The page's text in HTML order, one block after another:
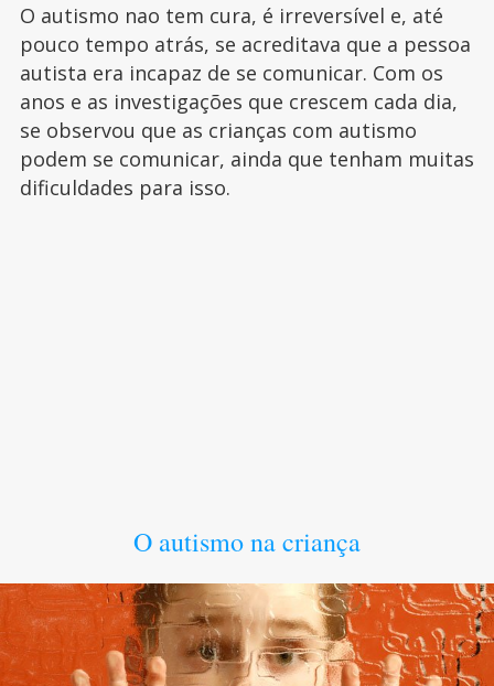
O autismo nao tem cura, é irreversível e, até
pouco tempo atrás, se acreditava que a pessoa
autista era incapaz de se comunicar. Com os
anos e as investigações que crescem cada dia,
se observou que as crianças com autismo
podem se comunicar, ainda que tenham muitas
dificuldades para isso.
O autismo na criança